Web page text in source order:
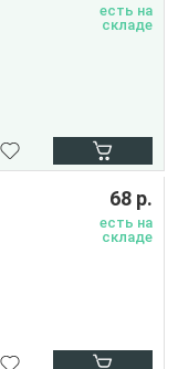
есть на
складе
68 р.
есть на
складе